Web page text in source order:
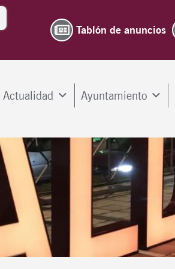
Tablón de anuncios
Actualidad Ayuntamiento